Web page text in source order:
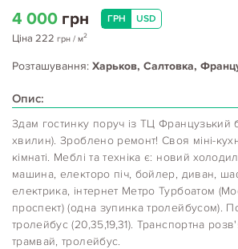
4 000 грн ГРН USD
Ціна 222 грн / м2
Розташування: Харьков, Салтовка,
Опис:
Здам гостинку поруч із ТЦ Французький
хвилин). Зроблено ремонт! Своя міні-
кімнаті. Меблі та техніка є: новий
машина, електоро піч, бойлер, диван,
електрика, інтернет Метро Турбоатом
проспект) (одна зупинка тролейбусом).
тролейбус (20,35,19,31). Транспортна
трамвай, тролейбус.